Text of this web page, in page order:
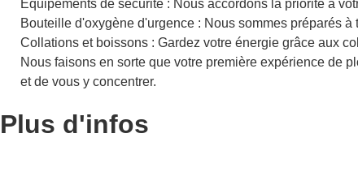
Équipements de sécurité : Nous accordons la priorité à
Bouteille d'oxygène d'urgence : Nous sommes préparés
Collations et boissons : Gardez votre énergie grâce aux
Nous faisons en sorte que votre première expérience de
et de vous y concentrer.
Plus d'infos